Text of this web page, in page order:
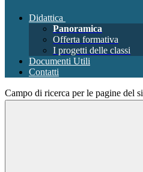
Didattica
Panoramica
Offerta formativa
I progetti delle classi
Documenti Utili
Contatti
Campo di ricerca per le pagine del